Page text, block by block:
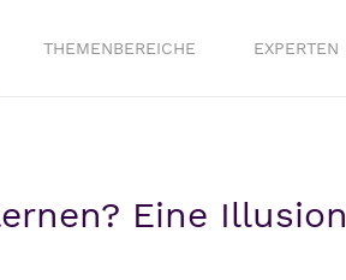
THEMENBEREICHE EXPERTEN
Eine Illusion